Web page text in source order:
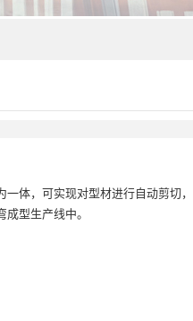
体，可实现对型材进行自动剪切
型生产线中。